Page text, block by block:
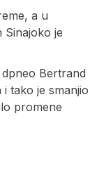
a u
Sinajoko je
Bertrand
tako je smanjio
promene